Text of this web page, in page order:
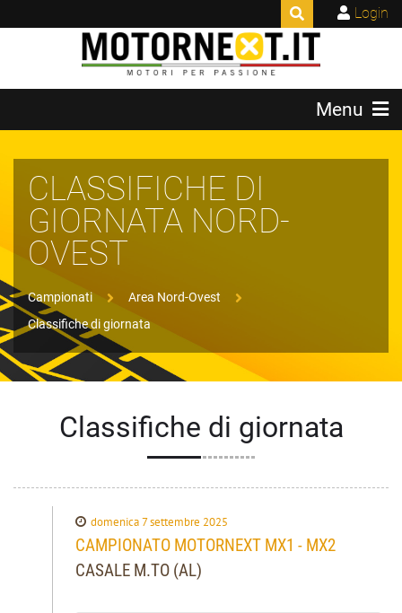
Login
Menu
CLASSIFICHE DI
GIORNATA NORD-
OVEST
Campionati
Area Nord-Ovest
Classifiche di giornata
Classifiche di giornata
domenica 7 settembre 2025
CAMPIONATO MOTORNEXT MX1 - MX2
CASALE M.TO (AL)